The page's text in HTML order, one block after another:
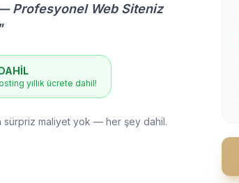
Profesyonel Web Siteniz
yıllık ücrete dahil!
sürpriz maliyet yok — her şey dahil.